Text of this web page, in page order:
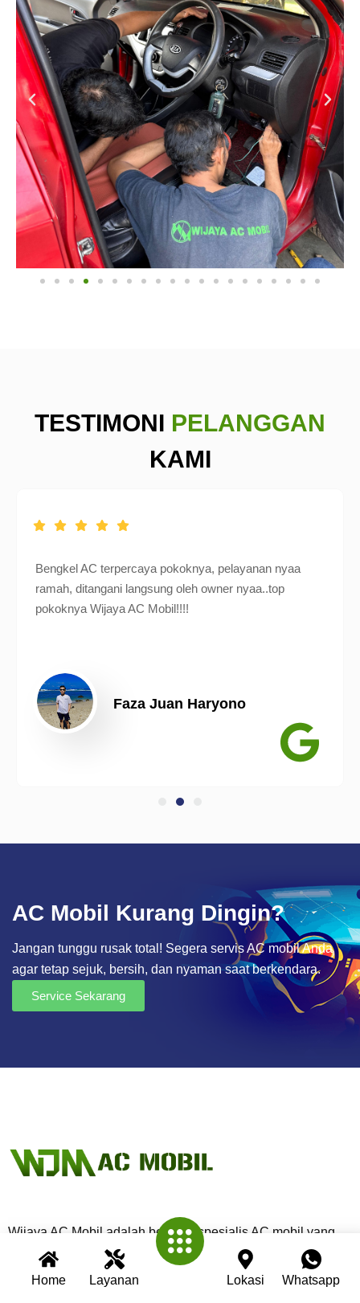
Home Layanan Lokasi Whatsapp
TESTIMONI PELANGGAN
KAMI
Bengkel AC terpercaya pokoknya, pelayanan nyaa
ramah, ditangani langsung oleh owner nyaa..top
pokoknya Wijaya AC Mobil!!!!
Faza Juan Haryono
AC Mobil Kurang Dingin?
Jangan tunggu rusak total! Segera servis AC mobil Anda
agar tetap sejuk, bersih, dan nyaman saat berkendara.
Service Sekarang
Wijaya AC Mobil adalah bengkel spesialis AC mobil yang
telah berpengalaman lebih dari 30 tahun. Kami berkomitmen
memberikan layanan terbaik dengan teknisi profesional,